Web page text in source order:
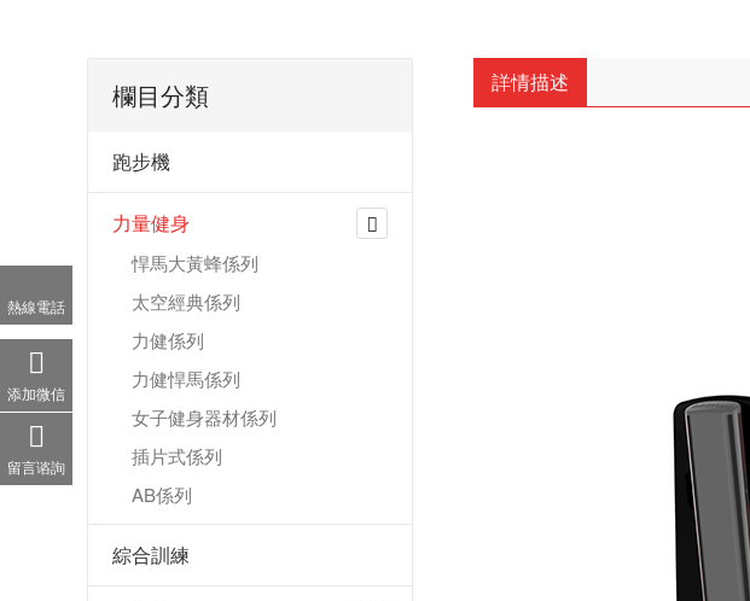
詳情描述
欄目分類
跑步機
力量健身
悍馬大黃蜂係列
太空經典係列
力健係列
力健悍馬係列
女子健身器材係列
插片式係列
AB係列
綜合訓練
熱線電話
添加微信
留言谘詢